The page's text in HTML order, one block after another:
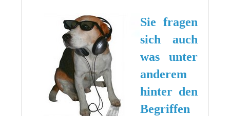
Sie fragen
sich auch
was unter
anderem
hinter den
Begriffen